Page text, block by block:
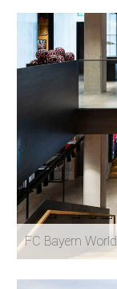
FC Bayern World